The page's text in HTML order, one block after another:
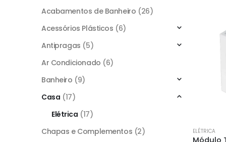
ELÉTRICA
Acabamentos de Banheiro (26)
Acessórios Plásticos (6)
Antipragas (5)
Ar Condicionado (6)
Banheiro (9)
Casa (17)
Elétrica (17)
Chapas e Complementos (2)